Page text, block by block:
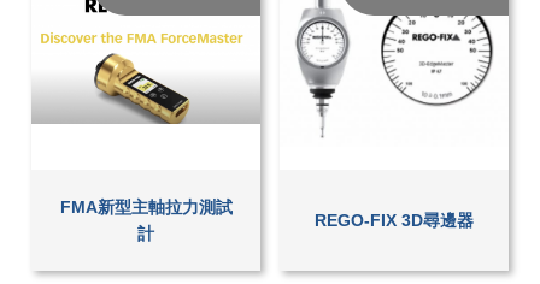
FMA新型主軸拉力測試
計
REGO-FIX 3D尋邊器